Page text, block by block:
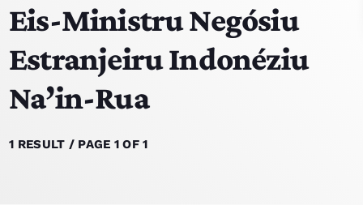
HOME
NOTISIA
EKIPA
Eis-Ministru Negósiu
Estranjeiru Indonéziu
Na’in-Rua
1 RESULT / PAGE 1 OF 1